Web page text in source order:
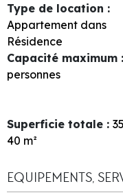
Type de location :
Appartement dans
Résidence
Capacité maximum :
personnes
Superficie totale :
40 m²
EQUIPEMENTS,